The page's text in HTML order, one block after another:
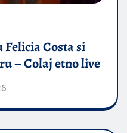
Costa si
– Colaj etno live